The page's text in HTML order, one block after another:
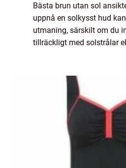
Bästa brun utan sol
uppnå en solkysst hud
utmaning, särskilt om du
tillräckligt med solstrålar